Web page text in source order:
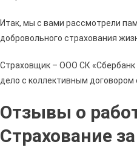
Итак, мы с вами рассмотрели
добровольного страхования
Страховщик – ООО СК
дело с коллективным
Отзывы о
Страхование